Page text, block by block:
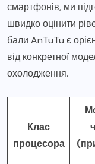
смартфонів, ми
швидко оцінити
бали AnTuTu є
від конкретної
охолодження.
Клас
процесора